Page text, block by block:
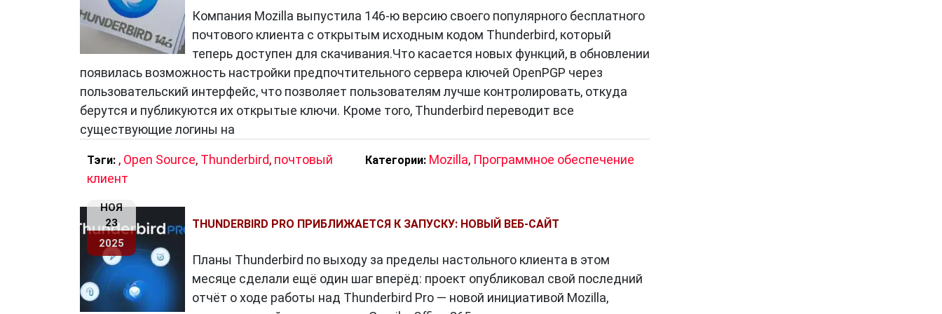
Компания Mozilla выпустила 146-ю версию своего популярного бесплатного
почтового клиента с открытым исходным кодом Thunderbird, который
теперь доступен для скачивания.Что касается новых функций, в обновлении
появилась возможность настройки предпочтительного сервера ключей OpenPGP через
пользовательский интерфейс, что позволяет пользователям лучше контролировать, откуда
берутся и публикуются их открытые ключи. Кроме того, Thunderbird переводит все
существующие логины на
Тэги: , Open Source, Thunderbird, почтовый
клиент
Категории: Mozilla, Программное обеспечение
НОЯ
23
2025
THUNDERBIRD PRO ПРИБЛИЖАЕТСЯ К ЗАПУСКУ: НОВЫЙ ВЕБ-САЙТ
Планы Thunderbird по выходу за пределы настольного клиента в этом
месяце сделали ещё один шаг вперёд: проект опубликовал свой последний
отчёт о ходе работы над Thunderbird Pro — новой инициативой Mozilla,